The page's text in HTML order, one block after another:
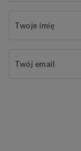
Twoje imię
Twój email